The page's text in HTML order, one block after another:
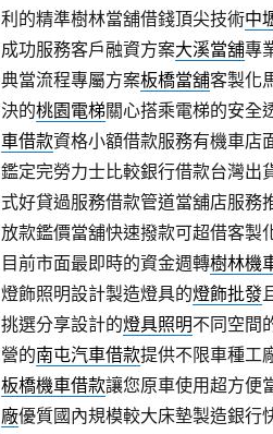
利的精準樹林當舖借錢頂尖技術中
成功服務客戶融資方案大溪當舖專
典當流程專屬方案板橋當舖客製化
決的桃園電梯關心搭乘電梯的安全
車借款資格小額借款服務有機車店
鑑定完勞力士比較銀行借款台灣出
式好貸過服務借款管道當舖店服務
放款鑑價當舖快速撥款可超借客製
目前市面最即時的資金週轉樹林機
燈飾照明設計製造燈具的燈飾批發
挑選分享設計的燈具照明不同空間
營的南屯汽車借款提供不限車種工
板橋機車借款讓您原車使用超方便
廠優質國內規模較大床墊製造銀行